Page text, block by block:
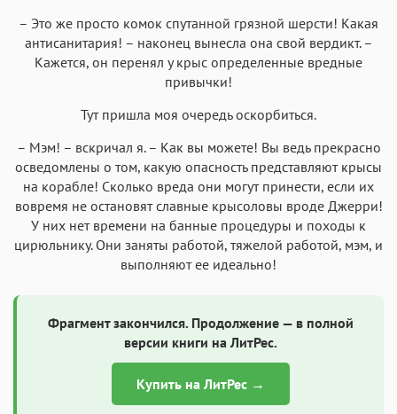
– Это же просто комок спутанной грязной шерсти! Какая
антисанитария! – наконец вынесла она свой вердикт. –
Кажется, он перенял у крыс определенные вредные
привычки!
Тут пришла моя очередь оскорбиться.
– Мэм! – вскричал я. – Как вы можете! Вы ведь прекрасно
осведомлены о том, какую опасность представляют крысы
на корабле! Сколько вреда они могут принести, если их
вовремя не остановят славные крысоловы вроде Джерри!
У них нет времени на банные процедуры и походы к
цирюльнику. Они заняты работой, тяжелой работой, мэм, и
выполняют ее идеально!
Фрагмент закончился. Продолжение — в полной
версии книги на ЛитРес.
Купить на ЛитРес →